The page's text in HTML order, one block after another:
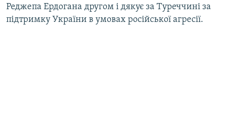
Реджепа Ердогана другом і дякує за Туреччині за
підтримку України в умовах російської агресії.